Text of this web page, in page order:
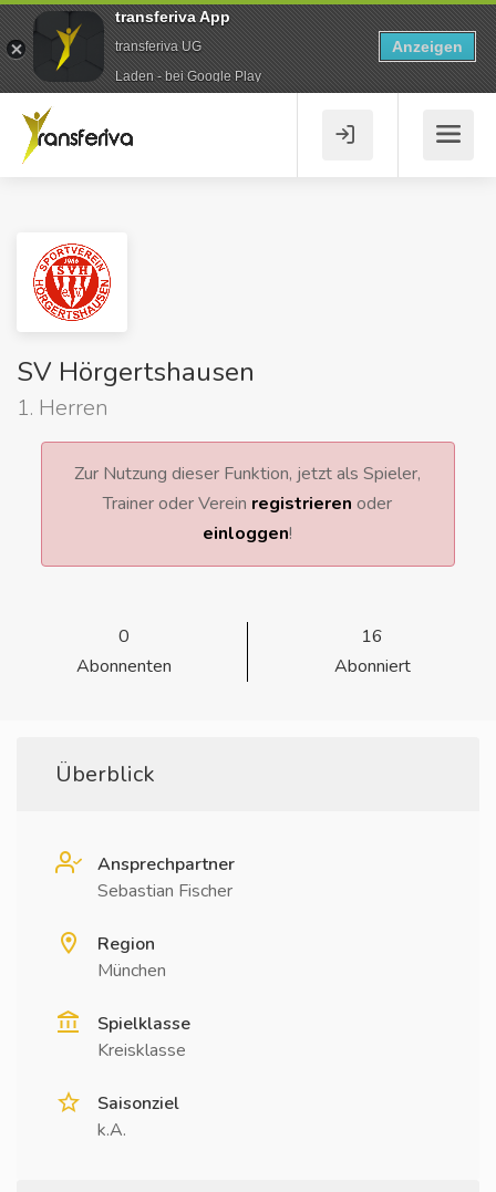
SV Hörgertshausen
1. Herren
Zur Nutzung dieser Funktion, jetzt als Spieler,
Trainer oder Verein registrieren oder
einloggen!
0
Abonnenten
16
Abonniert
Überblick
Ansprechpartner
Sebastian Fischer
Region
München
Spielklasse
Kreisklasse
Saisonziel
k.A.
transferiva App
transferiva UG
Laden - bei Google Play
Anzeigen